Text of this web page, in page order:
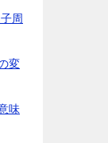
周
変
味